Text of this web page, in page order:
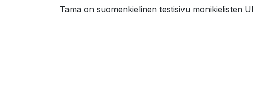
Tama on suomenkielinen testisivu monikielisten